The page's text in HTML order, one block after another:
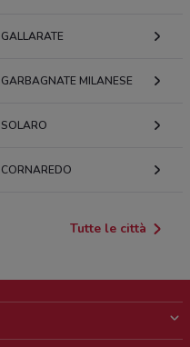
GALLARATE
GARBAGNATE MILANESE
SOLARO
CORNAREDO
Tutte le città